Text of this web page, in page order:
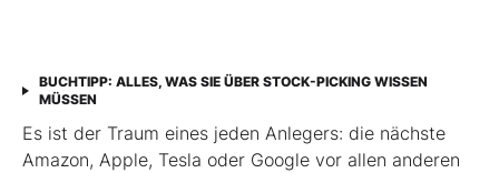
BUCHTIPP: ALLES, WAS SIE ÜBER STOCK-PICKING WISSEN
MÜSSEN
Es ist der Traum eines jeden Anlegers: die nächste
Amazon, Apple, Tesla oder Google vor allen anderen